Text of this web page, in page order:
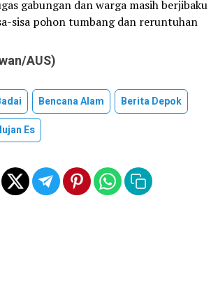
gabungan dan warga masih berjibaku
sisa pohon tumbang dan reruntuhan
AUS)
Bencana Alam
Berita Depok
Es